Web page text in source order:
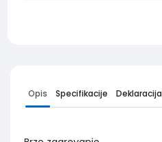
Opis Specifikacije Deklaracija